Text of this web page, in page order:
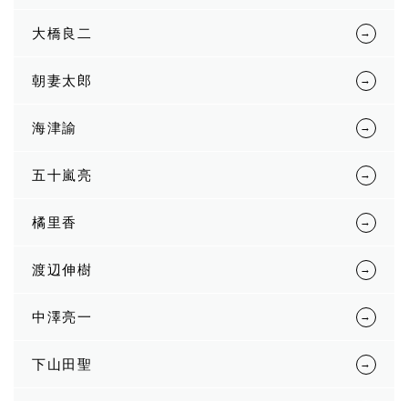
大橋良二
朝妻太郎
海津諭
五十嵐亮
橘里香
渡辺伸樹
中澤亮一
下山田聖